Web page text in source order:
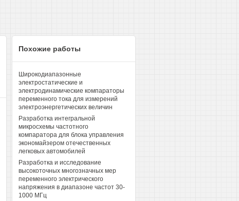
Похожие работы
Широкодиапазонные
электростатические и
электродинамические компараторы
переменного тока для измерений
электроэнергетических величин
Разработка интегральной
микросхемы частотного
компаратора для блока управления
экономайзером отечественных
легковых автомобилей
Разработка и исследование
высокоточных многозначных мер
переменного электрического
напряжения в диапазоне частот 30-
1000 МГц